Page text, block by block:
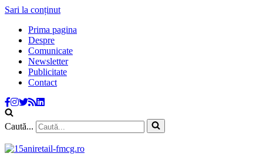
Sari la conținut
Prima pagina
Despre
Comunicate
Newsletter
Publicitate
Contact
Caută...